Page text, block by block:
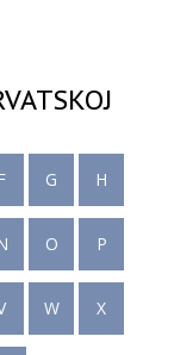
F G H
O P
W X